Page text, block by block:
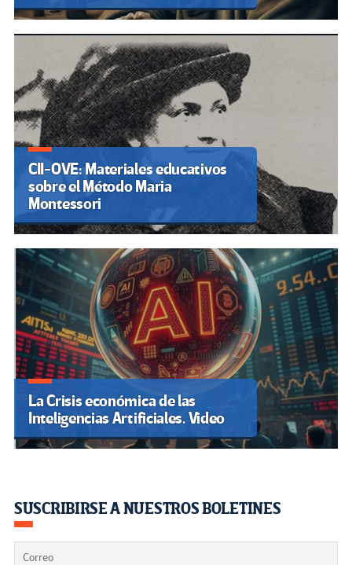
CII-OVE: Materiales educativos
sobre el Método Maria
Montessori
La Crisis económica de las
Inteligencias Artificiales. Video
SUSCRIBIRSE A NUESTROS BOLETINES